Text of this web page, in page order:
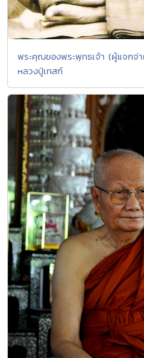
พระคุณของพระพุทธเจ้า (ผู้แจกจ่า
หลวงปู่เทสก์